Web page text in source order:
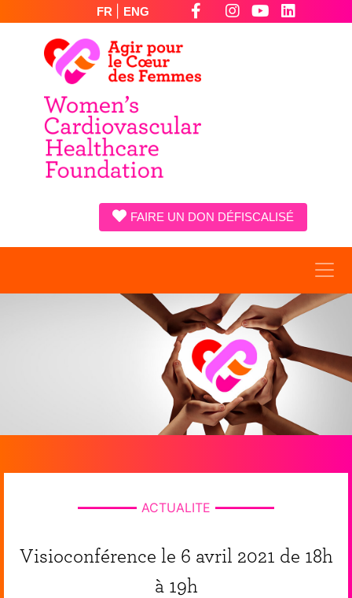
FR ENG
FAIRE UN DON DÉFISCALISÉ
ACTUALITE
Visioconférence le 6 avril 2021 de 18h
à 19h